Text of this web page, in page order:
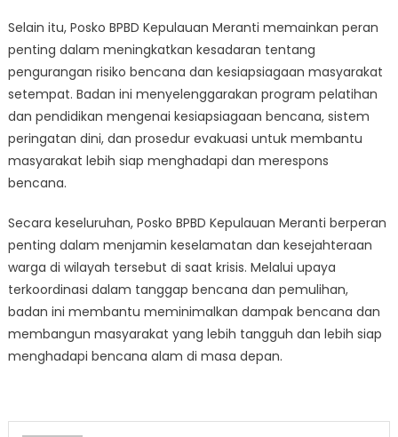
Selain itu, Posko BPBD Kepulauan Meranti memainkan peran
penting dalam meningkatkan kesadaran tentang
pengurangan risiko bencana dan kesiapsiagaan masyarakat
setempat. Badan ini menyelenggarakan program pelatihan
dan pendidikan mengenai kesiapsiagaan bencana, sistem
peringatan dini, dan prosedur evakuasi untuk membantu
masyarakat lebih siap menghadapi dan merespons
bencana.
Secara keseluruhan, Posko BPBD Kepulauan Meranti berperan
penting dalam menjamin keselamatan dan kesejahteraan
warga di wilayah tersebut di saat krisis. Melalui upaya
terkoordinasi dalam tanggap bencana dan pemulihan,
badan ini membantu meminimalkan dampak bencana dan
membangun masyarakat yang lebih tangguh dan lebih siap
menghadapi bencana alam di masa depan.